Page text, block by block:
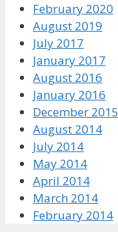
February 2020
August 2019
July 2017
January 2017
August 2016
January 2016
December 2015
August 2014
July 2014
May 2014
April 2014
March 2014
February 2014